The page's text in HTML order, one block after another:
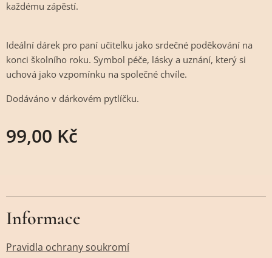
každému zápěstí.
Ideální dárek pro paní učitelku jako srdečné poděkování na
konci školního roku. Symbol péče, lásky a uznání, který si
uchová jako vzpomínku na společné chvíle.
Dodáváno v dárkovém pytlíčku.
99,00 Kč
Informace
Pravidla ochrany soukromí